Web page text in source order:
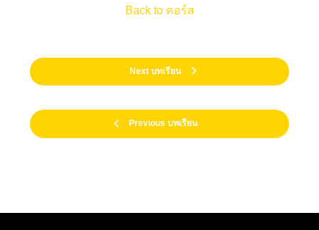
Previous บทเรียน
Back to คอร์ส
Next บทเรียน